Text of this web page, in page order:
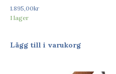
1.895,00kr
I lager
Lägg till i varukorg